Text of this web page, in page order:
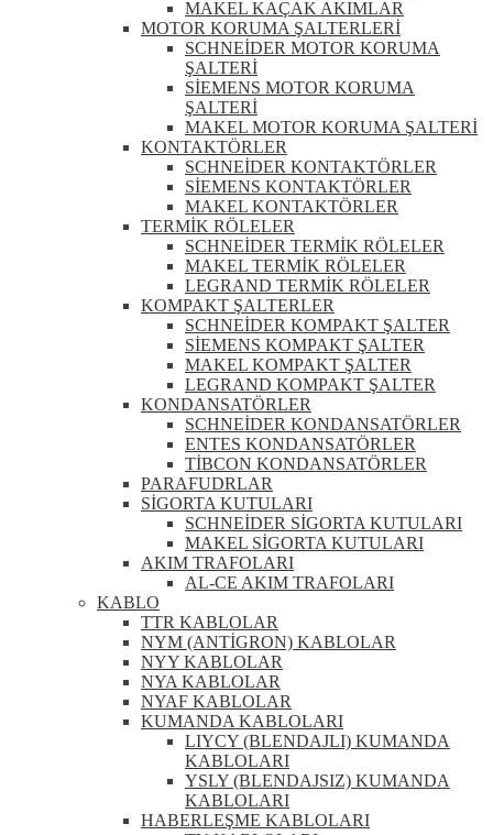
MAKEL KAÇAK AKIMLAR
MOTOR KORUMA ŞALTERLERİ
SCHNEİDER MOTOR KORUMA
ŞALTERİ
SİEMENS MOTOR KORUMA
ŞALTERİ
MAKEL MOTOR KORUMA ŞALTERİ
KONTAKTÖRLER
SCHNEİDER KONTAKTÖRLER
SİEMENS KONTAKTÖRLER
MAKEL KONTAKTÖRLER
TERMİK RÖLELER
SCHNEİDER TERMİK RÖLELER
MAKEL TERMİK RÖLELER
LEGRAND TERMİK RÖLELER
KOMPAKT ŞALTERLER
SCHNEİDER KOMPAKT ŞALTER
SİEMENS KOMPAKT ŞALTER
MAKEL KOMPAKT ŞALTER
LEGRAND KOMPAKT ŞALTER
KONDANSATÖRLER
SCHNEİDER KONDANSATÖRLER
ENTES KONDANSATÖRLER
TİBCON KONDANSATÖRLER
PARAFUDRLAR
SİGORTA KUTULARI
SCHNEİDER SİGORTA KUTULARI
MAKEL SİGORTA KUTULARI
AKIM TRAFOLARI
AL-CE AKIM TRAFOLARI
KABLO
TTR KABLOLAR
NYM (ANTİGRON) KABLOLAR
NYY KABLOLAR
NYA KABLOLAR
NYAF KABLOLAR
KUMANDA KABLOLARI
LIYCY (BLENDAJLI) KUMANDA
KABLOLARI
YSLY (BLENDAJSIZ) KUMANDA
KABLOLARI
HABERLEŞME KABLOLARI